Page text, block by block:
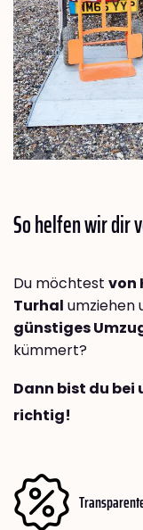
So helfen wir dir
Du möchtest von
Turhal umziehen
günstiges
kümmert?
Dann bist du bei
richtig!